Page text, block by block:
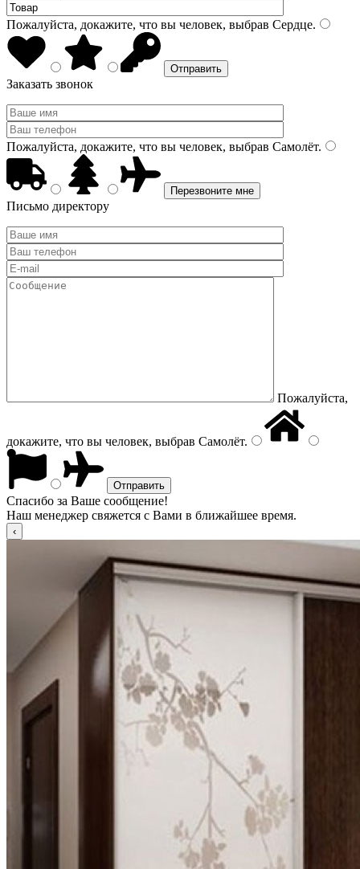
Пожалуйста, докажите, что вы человек, выбрав Сердце.
Заказать звонок
Пожалуйста, докажите, что вы человек, выбрав Самолёт.
Письмо директору
Пожалуйста,
докажите, что вы человек, выбрав Самолёт.
Спасибо за Ваше сообщение!
Наш менеджер свяжется с Вами в ближайшее время.